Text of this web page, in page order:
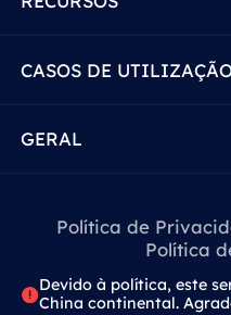
CASOS DE
GERAL
Política de
Política
Devido à política, este
China continental.